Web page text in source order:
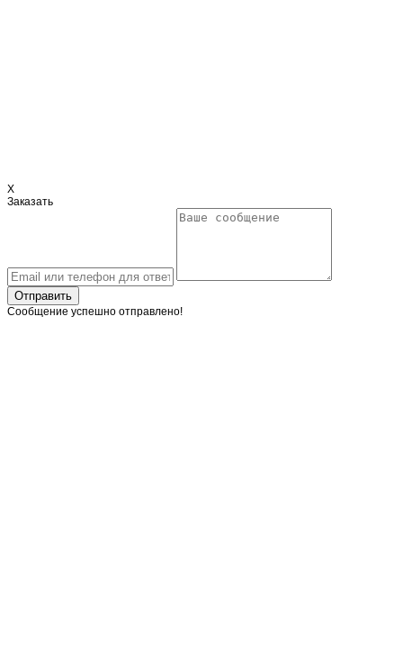
X
Заказать
Отправить
Сообщение успешно отправлено!